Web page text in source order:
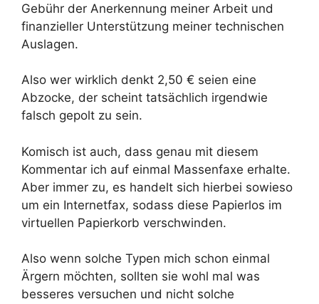
Gebühr der Anerkennung meiner Arbeit und
finanzieller Unterstützung meiner technischen
Auslagen.
Also wer wirklich denkt 2,50 € seien eine
Abzocke, der scheint tatsächlich irgendwie
falsch gepolt zu sein.
Komisch ist auch, dass genau mit diesem
Kommentar ich auf einmal Massenfaxe erhalte.
Aber immer zu, es handelt sich hierbei sowieso
um ein Internetfax, sodass diese Papierlos im
virtuellen Papierkorb verschwinden.
Also wenn solche Typen mich schon einmal
Ärgern möchten, sollten sie wohl mal was
besseres versuchen und nicht solche